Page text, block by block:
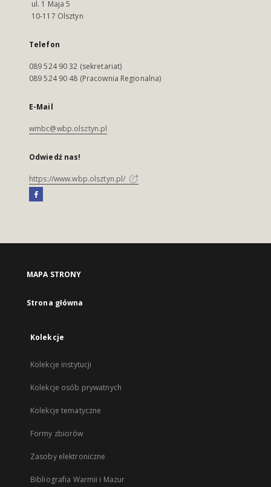
ul. 1 Maja 5
10-117 Olsztyn
Telefon
089 524 90 32 (sekretariat)
089 524 90 48 (Pracownia Regionalna)
E-Mail
wmbc@wbp.olsztyn.pl
Odwiedź nas!
https://www.wbp.olsztyn.pl/
MAPA STRONY
Strona główna
Kolekcje
Kolekcje instytucji
Kolekcje osób prywatnych
Kolekcje tematyczne
Formy zbiorów
Zasoby elektroniczne
Bibliografia Warmii i Mazur